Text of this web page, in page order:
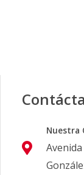
Nuestra